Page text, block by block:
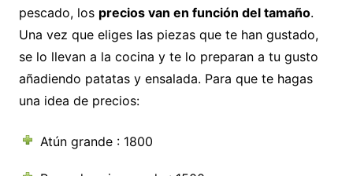
pescado, los precios van en función del tamaño.
Una vez que eliges las piezas que te han gustado,
se lo llevan a la cocina y te lo preparan a tu gusto
añadiendo patatas y ensalada. Para que te hagas
una idea de precios:
Atún grande : 1800